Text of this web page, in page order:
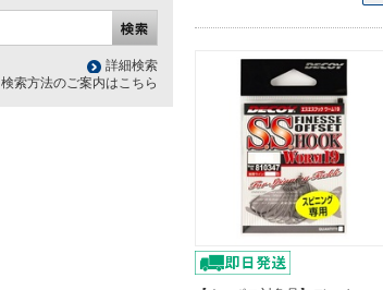
詳細検索
検索方法のご案内はこちら